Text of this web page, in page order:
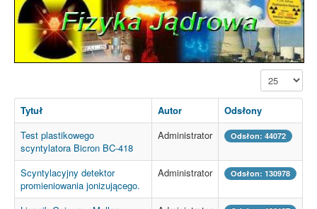
Pokaż #
Tytuł Autor
Odsłony
Test plastikowego
scyntylatora Bicron BC-418
Administrator Odsłon: 44072
Scyntylacyjny detektor
promieniowania jonizującego.
Administrator Odsłon: 130978